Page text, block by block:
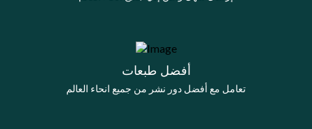
أفضل طبعات
تعامل مع أفضل دور نشر من جميع انحاء العالم